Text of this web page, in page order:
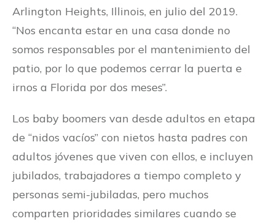
Arlington Heights, Illinois, en julio del 2019.
“Nos encanta estar en una casa donde no
somos responsables por el mantenimiento del
patio, por lo que podemos cerrar la puerta e
irnos a Florida por dos meses”.
Los baby boomers van desde adultos en etapa
de “nidos vacíos” con nietos hasta padres con
adultos jóvenes que viven con ellos, e incluyen
jubilados, trabajadores a tiempo completo y
personas semi-jubiladas, pero muchos
comparten prioridades similares cuando se